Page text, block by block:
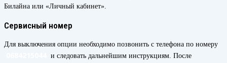
Билайна или «Личный кабинет».
Сервисный номер
Для выключения опции необходимо позвонить с телефона по номеру
и следовать дальнейшим инструкциям. После